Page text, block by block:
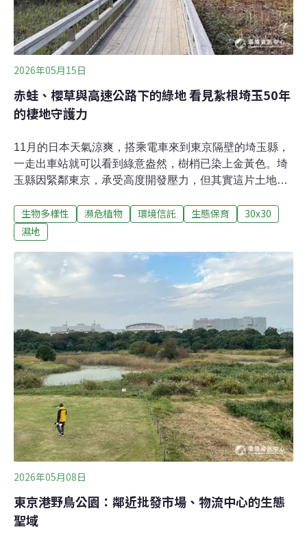
受。然
2026年05月15日
赤蛙、櫻草與高速公路下的綠地 看見紮根埼玉50年
的棲地守護力
11月的日本天氣涼爽，搭乘電車來到東京隔壁的埼玉縣，
一走出車站就可以看到綠意盎然，樹梢已染上金黃色。埼
玉縣因緊鄰東京，承受高度開發壓力，但其實這片土地
了拜訪在背後推動、支援當地團體守護棲地的組織——埼
玉縣生態系保護協會。守護下一代的綠意：北本自然觀察
國民信託運動中扮演著重要角色，參與的案例包括知名的
「龍貓森林」（トトロの森）、買下一整座山的「兩神山
信託地」，以及埼玉首例環境信託地「見沼田圃周邊斜面
觀察公園」，以及隔壁桶川市的「櫻草信託地」（サクラ
ソウトラスト）。北本市鄰近有小江戶之稱的川越市，是
一座人口僅6萬多人的小城市，因高齡少子化，被日本政
府認為是「消滅可能都市」之一。這樣一座小城市近年卻
透過宣傳市內的自然綠地與慢節奏生活，打出「適合養
生物多樣性 瀕危植物 環境信託 生態保育
30x30
濕地
2026年05月08日
東京港野鳥公園：鄰近批發市場、物流中心的生態
聖域